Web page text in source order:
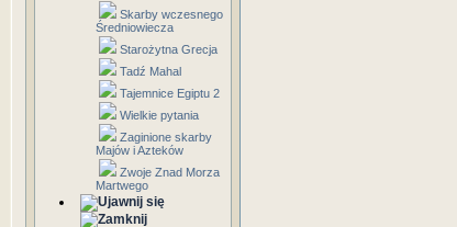
Skarby wczesnego
Średniowiecza
Starożytna Grecja
Tadź Mahal
Tajemnice Egiptu 2
Wielkie pytania
Zaginione skarby
Majów i Azteków
Zwoje Znad Morza
Martwego